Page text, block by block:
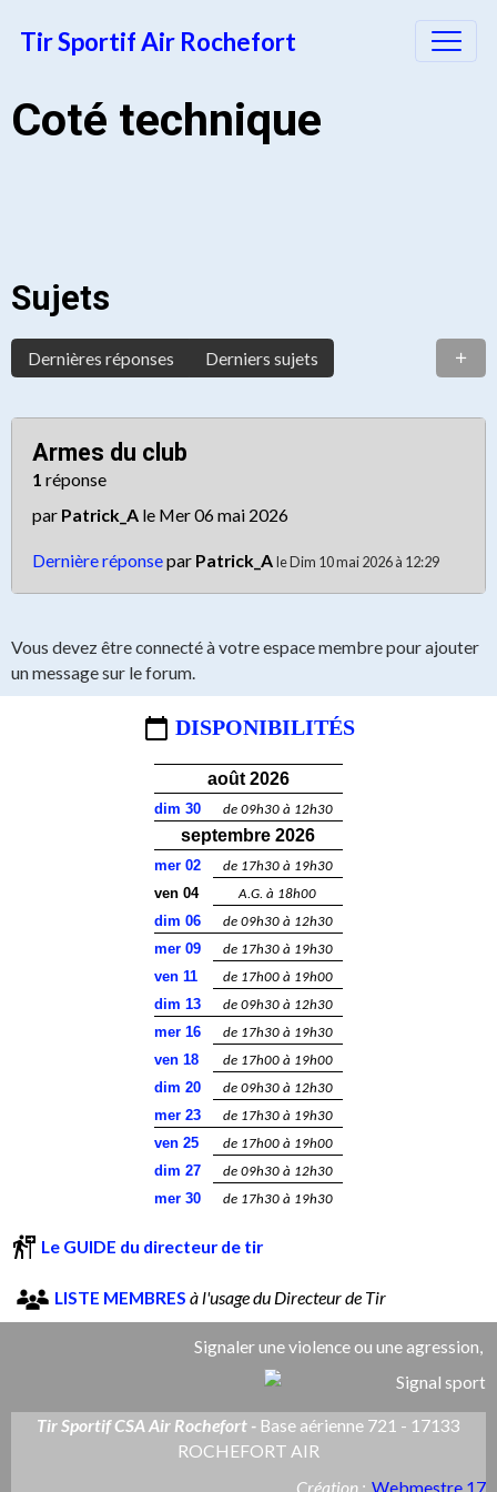
Tir Sportif Air Rochefort
Coté technique
Sujets
Dernières réponses Derniers sujets
Armes du club
1 réponse
par Patrick_A le Mer 06 mai 2026
Dernière réponsepar Patrick_A le Dim 10 mai 2026 à 12:29
Vous devez être connecté à votre espace membre pour ajouter
un message sur le forum.
DISPONIBILITÉS
août 2026
dim 30 de 09h30 à 12h30
septembre 2026
mer 02 de 17h30 à 19h30
ven 04 A.G. à 18h00
dim 06 de 09h30 à 12h30
mer 09 de 17h30 à 19h30
ven 11 de 17h00 à 19h00
dim 13 de 09h30 à 12h30
mer 16 de 17h30 à 19h30
ven 18 de 17h00 à 19h00
dim 20 de 09h30 à 12h30
mer 23 de 17h30 à 19h30
ven 25 de 17h00 à 19h00
dim 27 de 09h30 à 12h30
mer 30 de 17h30 à 19h30
Le GUIDE du directeur de tir
LISTE MEMBRES à l'usage du Directeur de Tir
Signaler une violence ou une agression,
Tir Sportif CSA Air Rochefort - Base aérienne 721 - 17133
ROCHEFORT AIR
Création : Webmestre 17